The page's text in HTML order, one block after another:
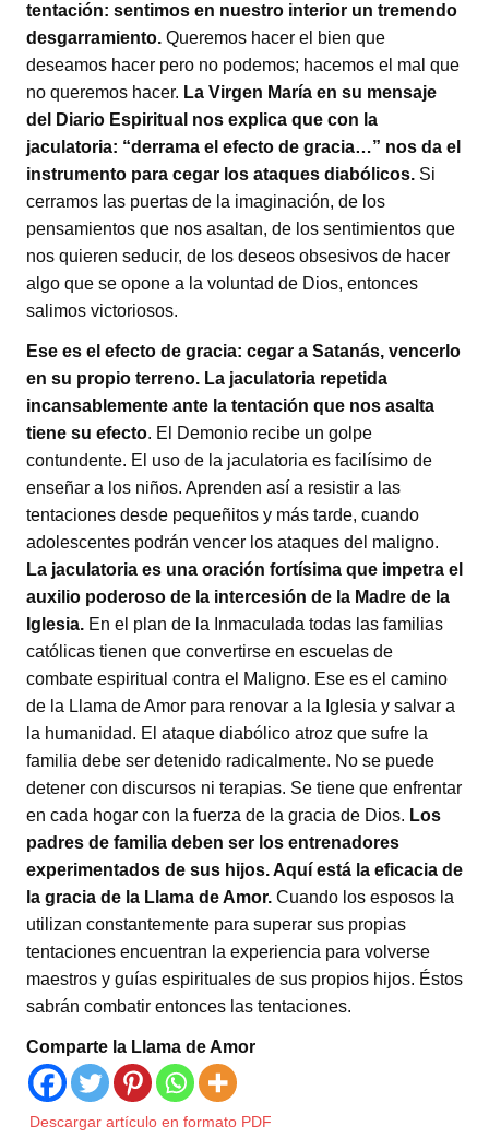
tentación: sentimos en nuestro interior un tremendo
desgarramiento. Queremos hacer el bien que
deseamos hacer pero no podemos; hacemos el mal que
no queremos hacer. La Virgen María en su mensaje
del Diario Espiritual nos explica que con la
jaculatoria: “derrama el efecto de gracia…” nos da el
instrumento para cegar los ataques diabólicos. Si
cerramos las puertas de la imaginación, de los
pensamientos que nos asaltan, de los sentimientos que
nos quieren seducir, de los deseos obsesivos de hacer
algo que se opone a la voluntad de Dios, entonces
salimos victoriosos.
Ese es el efecto de gracia: cegar a Satanás, vencerlo
en su propio terreno. La jaculatoria repetida
incansablemente ante la tentación que nos asalta
tiene su efecto. El Demonio recibe un golpe
contundente. El uso de la jaculatoria es facilísimo de
enseñar a los niños. Aprenden así a resistir a las
tentaciones desde pequeñitos y más tarde, cuando
adolescentes podrán vencer los ataques del maligno.
La jaculatoria es una oración fortísima que impetra el
auxilio poderoso de la intercesión de la Madre de la
Iglesia. En el plan de la Inmaculada todas las familias
católicas tienen que convertirse en escuelas de
combate espiritual contra el Maligno. Ese es el camino
de la Llama de Amor para renovar a la Iglesia y salvar a
la humanidad. El ataque diabólico atroz que sufre la
familia debe ser detenido radicalmente. No se puede
detener con discursos ni terapias. Se tiene que enfrentar
en cada hogar con la fuerza de la gracia de Dios. Los
padres de familia deben ser los entrenadores
experimentados de sus hijos. Aquí está la eficacia de
la gracia de la Llama de Amor. Cuando los esposos la
utilizan constantemente para superar sus propias
tentaciones encuentran la experiencia para volverse
maestros y guías espirituales de sus propios hijos. Éstos
sabrán combatir entonces las tentaciones.
Comparte la Llama de Amor
Descargar artículo en formato PDF